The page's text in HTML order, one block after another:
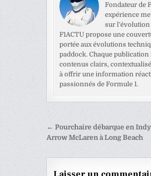
Fondateur de
expérience
sur
F1ACTU propose une
portée aux évolutions
paddock. Chaque
contenus clairs,
à offrir une information
passionnés de Formule 1.
Navigation
de
l’article
← Pourchaire débarque en
Arrow McLaren à Long Beach